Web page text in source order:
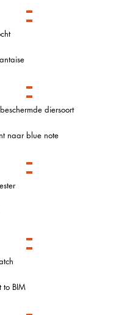
diersoort
naar blue note
to BIM